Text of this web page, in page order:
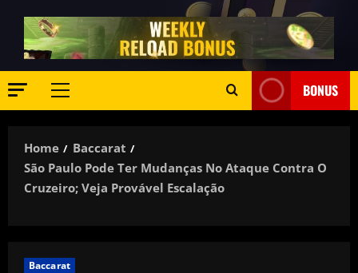
Primary
BONUS
Home
Baccarat
São Paulo Pode Ter Mudanças No Ataque Contra O
Cruzeiro; Veja Provável Escalação
Baccarat